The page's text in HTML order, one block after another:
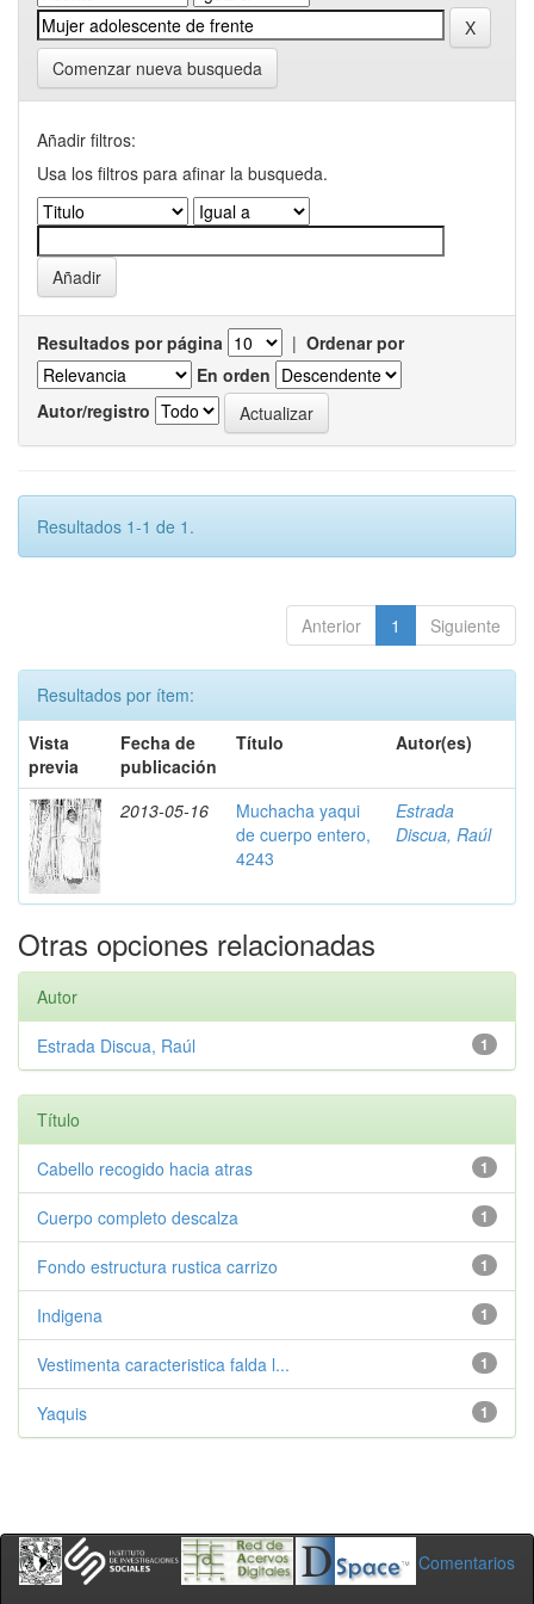
Comenzar nueva busqueda
Añadir filtros:
Usa los filtros para afinar la busqueda.
Resultados por página | Ordenar por
En orden
Autor/registro
Resultados 1-1 de 1.
Anterior 1 Siguiente
Resultados por ítem:
Vista
previa
Fecha de
publicación
Título Autor(es)
2013-05-16
Muchacha yaqui
de cuerpo entero,
4243
Estrada
Discua, Raúl
Otras opciones relacionadas
Autor
1
Estrada Discua, Raúl
Título
1
Cabello recogido hacia atras
1
Cuerpo completo descalza
1
Fondo estructura rustica carrizo
1
Indigena
1
Vestimenta caracteristica falda l...
1
Yaquis
Comentarios